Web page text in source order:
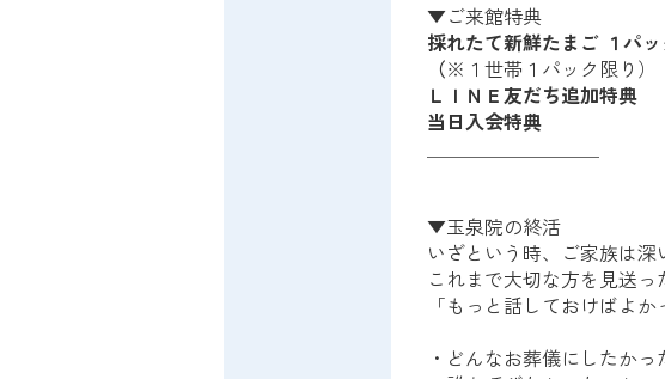
▼ご来館特典
採れたて新鮮たまご １パ
（※１世帯１パック限り）
ＬＩＮＥ友だち追加特典
当日入会特典
▼玉泉院の終活
いざという時、ご家族は深
これまで大切な方を見送っ
「もっと話しておけばよ
・どんなお葬儀にしたかっ